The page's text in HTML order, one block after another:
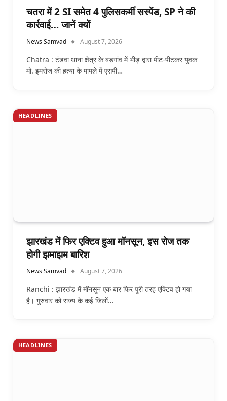
चतरा में 2 SI समेत 4 पुलिसकर्मी सस्पेंड, SP ने की
कार्रवाई… जानें क्यों
News Samvad August 7, 2026
Chatra : टंडवा थाना क्षेत्र के बड़गांव में भीड़ द्वारा पीट-पीटकर युवक
मो. इमरोज की हत्या के मामले में एसपी…
HEADLINES
झारखंड में फिर एक्टिव हुआ मॉनसून, इस रोज तक
होगी झमाझम बारिश
News Samvad August 7, 2026
Ranchi : झारखंड में मॉनसून एक बार फिर पूरी तरह एक्टिव हो गया
है। गुरुवार को राज्य के कई जिलों…
HEADLINES